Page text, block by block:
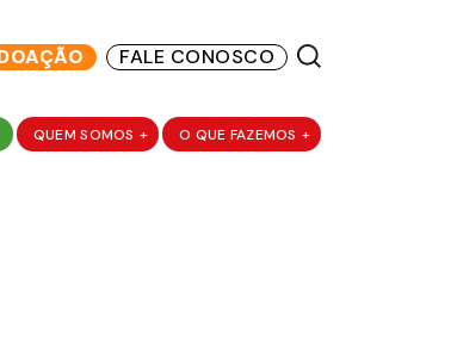
FALE CONOSCO
QUEM SOMOS + O QUE FAZEMOS +